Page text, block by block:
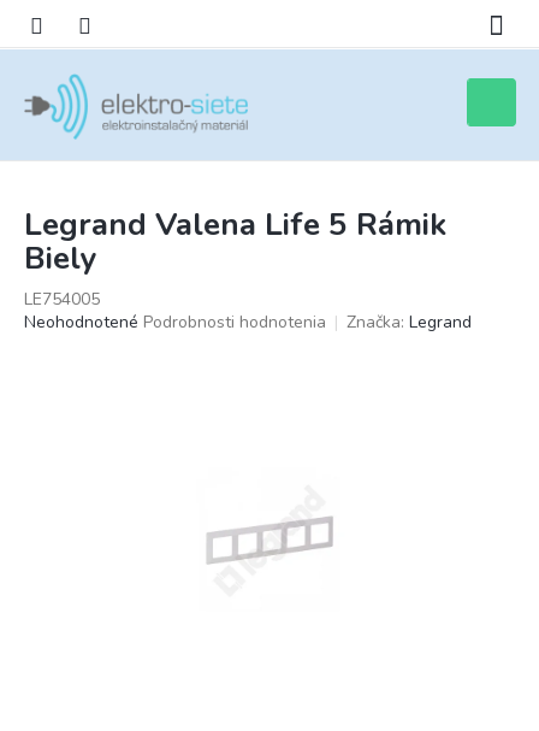
obsah
košík
Legrand Valena Life 5 Rámik
Biely
LE754005
Priemerné
Neohodnotené Podrobnosti hodnotenia Značka: Legrand